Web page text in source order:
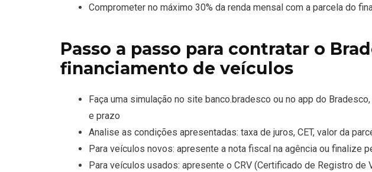
Comprometer no máximo 30% da renda mensal com a parcela do
Passo a passo para contratar o
financiamento de veículos
Faça uma simulação no site banco.bradesco ou no app do
e prazo
Analise as condições apresentadas: taxa de juros, CET, valor da
Para veículos novos: apresente a nota fiscal na agência ou finalize
Para veículos usados: apresente o CRV (Certificado de Registro de